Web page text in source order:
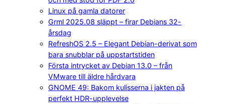
Linux på gamla datorer
Grml 2025.08 släppt – firar Debians 32-
årsdag
RefreshOS 2.5 – Elegant Debian-derivat som
bara snubblar på uppstartstiden
Första intrycket av Debian 13.0 – från
VMware till äldre hårdvara
GNOME 49: Bakom kulisserna i jakten på
perfekt HDR-upplevelse